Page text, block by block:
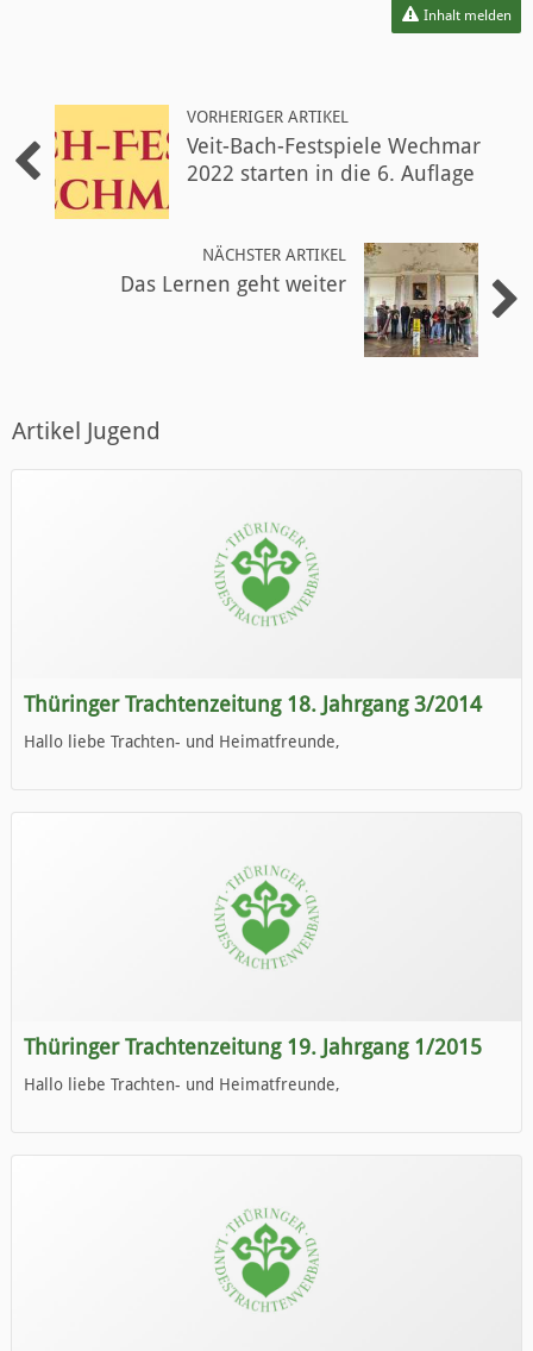
Inhalt melden
VORHERIGER ARTIKEL
Veit-Bach-Festspiele Wechmar
2022 starten in die 6. Auflage
NÄCHSTER ARTIKEL
Das Lernen geht weiter
Artikel Jugend
Thüringer Trachtenzeitung 18. Jahrgang 3/2014
Hallo liebe Trachten- und Heimatfreunde,
Wir wünschen Euch viel Spaß beim Lesen.
Thüringer Trachtenzeitung 19. Jahrgang 1/2015
Hallo liebe Trachten- und Heimatfreunde,
Wir wünschen Euch viel Spaß beim Lesen.